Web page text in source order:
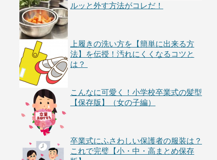
ルッと外す方法がコレだ！
上履きの洗い方を【簡単に出来る方
法】を伝授！汚れにくくなるコツと
は？
こんなに可愛く！小学校卒業式の髪型
【保存版】（女の子編）
卒業式にふさわしい保護者の服装は？
これで完璧【小・中・高まとめ保存